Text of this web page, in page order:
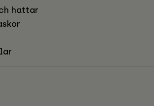
hattar